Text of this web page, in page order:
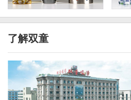
了解双童